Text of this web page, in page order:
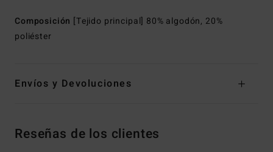
Composición [Tejido principal] 80% algodón, 20%
poliéster
Envíos y Devoluciones
Reseñas de los clientes